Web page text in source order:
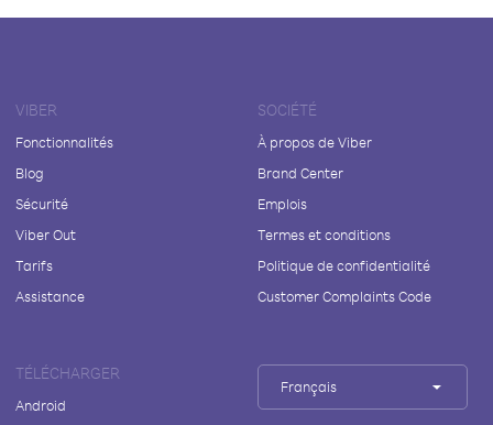
VIBER
Fonctionnalités
Blog
Sécurité
Viber Out
Tarifs
Assistance
SOCIÉTÉ
À propos de Viber
Brand Center
Emplois
Termes et conditions
Politique de confidentialité
Customer Complaints Code
TÉLÉCHARGER
Android
Français